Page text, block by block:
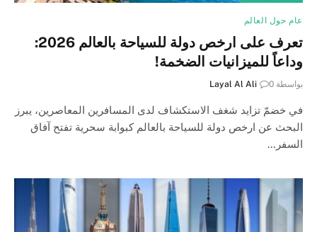
عام حول العالم
تعرف على ارخص دولة للسياحة بالعالم 2026:
وداعاً للميزانيات الضخمة!
بواسطة Layal Al Ali 0
في خضمّ تزايد شغف الاستكشاف لدى المسافرين المعاصرين، يبرز
البحث عن ارخص دولة للسياحة بالعالم كبوابة سحرية تفتح آفاق
السفر…